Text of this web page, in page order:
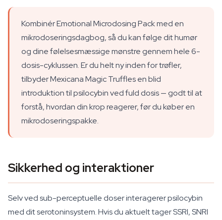
Kombinér Emotional Microdosing Pack med en
mikrodoseringsdagbog, så du kan følge dit humør
og dine følelsesmæssige mønstre gennem hele 6-
dosis-cyklussen. Er du helt ny inden for trøfler,
tilbyder Mexicana Magic Truffles en blid
introduktion til psilocybin ved fuld dosis — godt til at
forstå, hvordan din krop reagerer, før du køber en
mikrodoseringspakke.
Sikkerhed og interaktioner
Selv ved sub-perceptuelle doser interagerer psilocybin
med dit serotoninsystem. Hvis du aktuelt tager SSRI, SNRI